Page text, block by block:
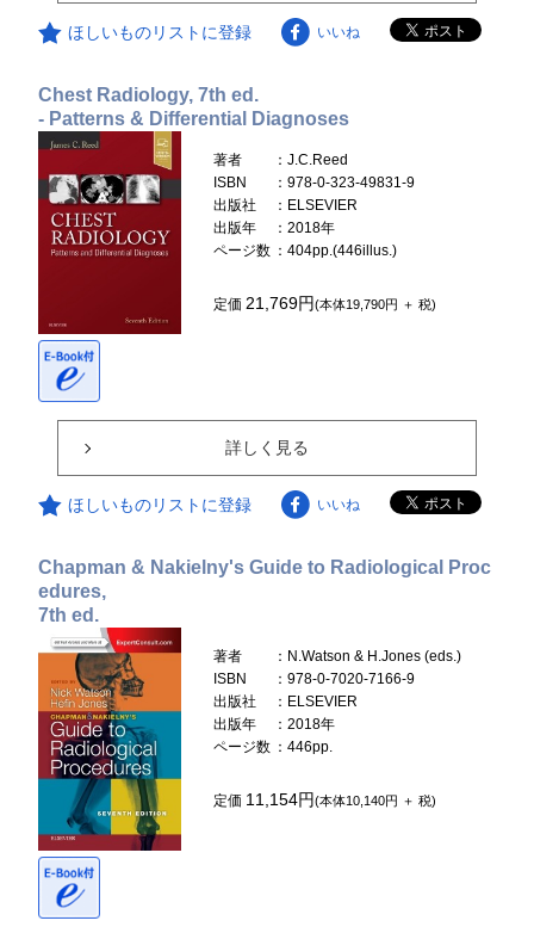
ほしいものリストに登録 いいね
Chest Radiology, 7th ed.
- Patterns & Differential Diagnoses
著者
：J.C.Reed
ISBN
：978-0-323-49831-9
出版社
：ELSEVIER
出版年
：2018年
ページ数 ：404pp.(446illus.)
定価 21,769円(本体19,790円 ＋ 税)
詳しく見る
ほしいものリストに登録 いいね
Chapman & Nakielny's Guide to Radiological Proc
edures,
7th ed.
著者
：N.Watson & H.Jones (eds.)
ISBN
：978-0-7020-7166-9
出版社
：ELSEVIER
出版年
：2018年
ページ数 ：446pp.
定価 11,154円(本体10,140円 ＋ 税)